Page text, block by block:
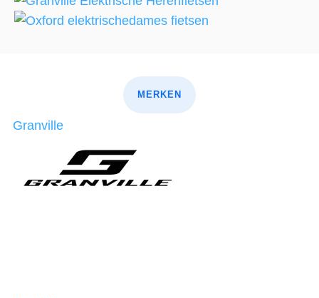
MERKEN
Granville